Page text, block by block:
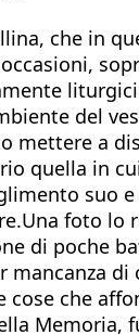
che in
del
a
quella in
suo
foto lo
di poche
che